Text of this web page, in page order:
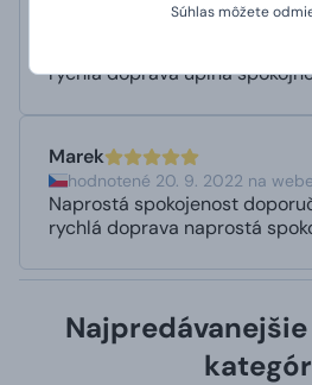
Súhlas môžete
hodnotené 6. 1. 2023 na webe
rýchla doprava úplná
Marek
hodnotené 20. 9. 2022 na
Naprostá spokojenost
rychlá doprava naprostá